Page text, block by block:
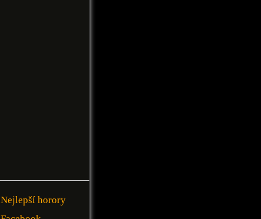
Nejlepší horory